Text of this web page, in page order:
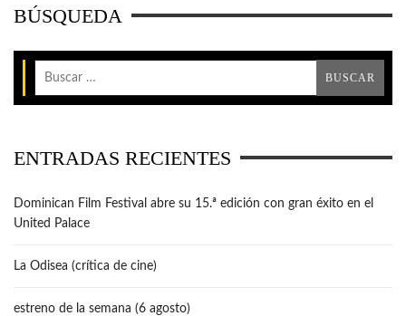
BÚSQUEDA
ENTRADAS RECIENTES
Dominican Film Festival abre su 15.ª edición con gran éxito en el
United Palace
La Odisea (crítica de cine)
estreno de la semana (6 agosto)